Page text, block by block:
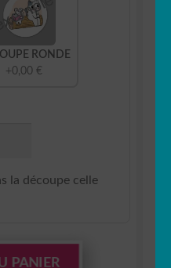
RONDE
+0,00 €
la découpe celle
PANIER